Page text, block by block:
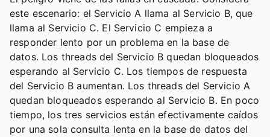
este escenario: el Servicio A llama al Servicio B, que
llama al Servicio C. El Servicio C empieza a
responder lento por un problema en la base de
datos. Los threads del Servicio B quedan bloqueados
esperando al Servicio C. Los tiempos de respuesta
del Servicio B aumentan. Los threads del Servicio A
quedan bloqueados esperando al Servicio B. En poco
tiempo, los tres servicios están efectivamente caídos
por una sola consulta lenta en la base de datos del